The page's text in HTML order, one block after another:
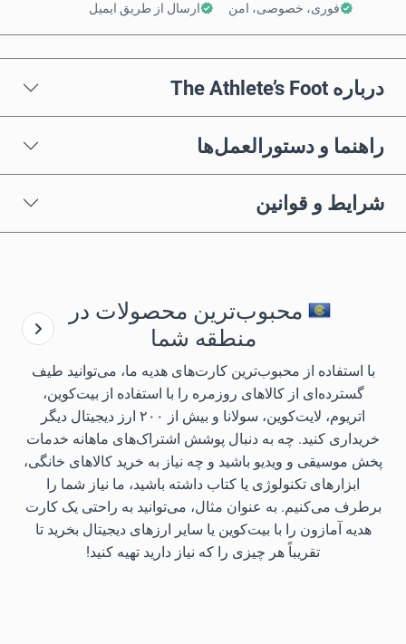
فوری، خصوصی، امن ارسال از طریق ایمیل
درباره The Athlete’s Foot
راهنما و دستورالعمل‌ها
شرایط و قوانین
محبوب‌ترین محصولات در
منطقه شما
با استفاده از محبوب‌ترین کارت‌های هدیه ما، می‌توانید طیف
گسترده‌ای از کالاهای روزمره را با استفاده از بیت‌کوین،
اتریوم، لایت‌کوین، سولانا و بیش از ۲۰۰ ارز دیجیتال دیگر
خریداری کنید. چه به دنبال پوشش اشتراک‌های ماهانه خدمات
پخش موسیقی و ویدیو باشید و چه نیاز به خرید کالاهای خانگی،
ابزارهای تکنولوژی یا کتاب داشته باشید، ما نیاز شما را
برطرف می‌کنیم. به عنوان مثال، می‌توانید به راحتی یک کارت
هدیه آمازون را با بیت‌کوین یا سایر ارزهای دیجیتال بخرید تا
تقریباً هر چیزی را که نیاز دارید تهیه کنید!